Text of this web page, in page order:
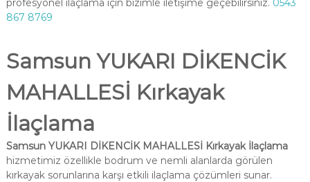
profesyonel ilaçlama için bizimle iletişime geçebilirsiniz. 0543
867 8769
Samsun YUKARI DİKENCİK
MAHALLESİ Kırkayak
İlaçlama
Samsun YUKARI DİKENCİK MAHALLESİ Kırkayak İlaçlama
hizmetimiz özellikle bodrum ve nemli alanlarda görülen
kırkayak sorunlarına karşı etkili ilaçlama çözümleri sunar.